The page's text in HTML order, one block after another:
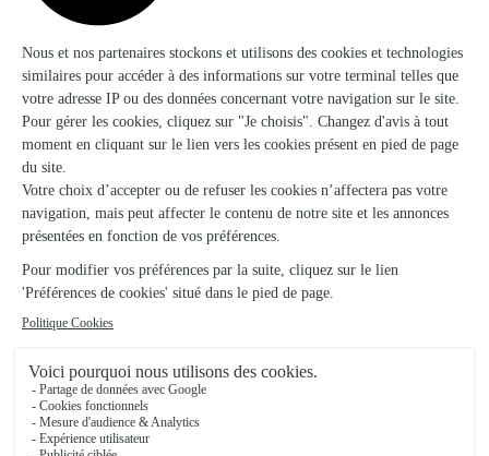
Duo LEGO® Orchidées
67,95€
Petit poème
Livraison à petit
20 produits vus sur 35
Voir plus de produits